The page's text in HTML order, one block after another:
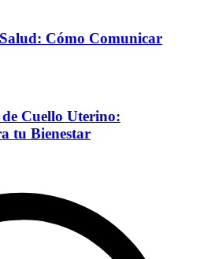
Cómo Comunicar
Cuello Uterino:
tu Bienestar